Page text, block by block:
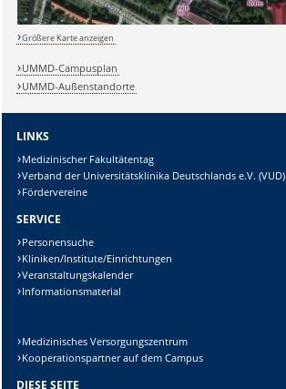
Sicherheitsabfrage:
Lösung:
Größere Karte anzeigen
UMMD-Campusplan
UMMD-Außenstandorte
LINKS
Medizinischer Fakultätentag
Verband der Universitätsklinika Deutschlands e.V. (VUD)
Fördervereine
SERVICE
Personensuche
Kliniken/Institute/Einrichtungen
Veranstaltungskalender
Informationsmaterial
Medizinisches Versorgungszentrum
Kooperationspartner auf dem Campus
DIESE SEITE